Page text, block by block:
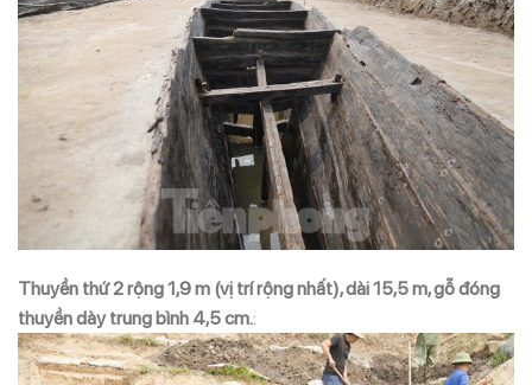
Thuyền thứ 2 rộng 1,9 m (vị trí rộng nhất), dài 15,5 m, gỗ đóng
thuyền dày trung bình 4,5 cm.: